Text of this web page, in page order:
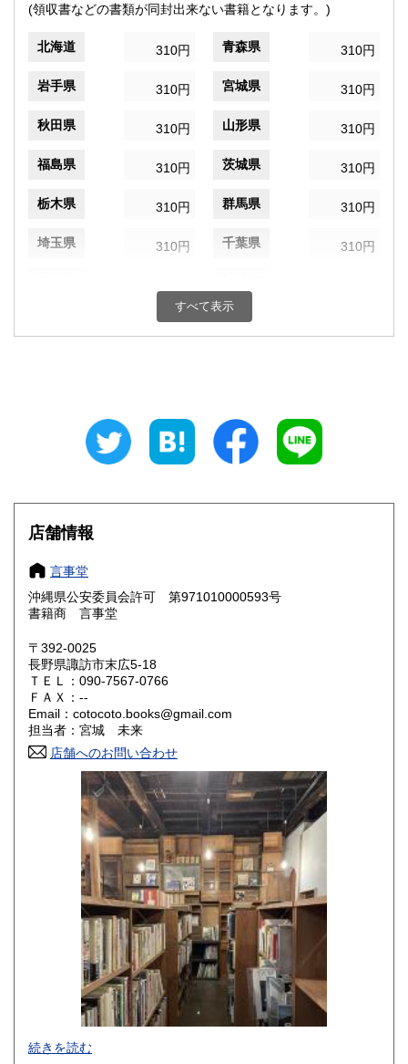
(領収書などの書類が同封出来ない書籍となります。)
北海道 310円 青森県 310円
岩手県 310円 宮城県 310円
秋田県 310円 山形県 310円
福島県 310円 茨城県 310円
栃木県 310円 群馬県 310円
埼玉県 310円 千葉県 310円
310円 富山県
310円 静岡県
奈良県 310円 和歌山県
岡山県 310円
山口県 310円 徳島県
香川県 310円
310円 福岡県
310円 長崎県
310円 大分県
310円 鹿児島県
310円
すべて表示
店舗情報
言事堂
沖縄県公安委員会許可 第971010000593号
書籍商 言事堂
〒392-0025
長野県諏訪市末広5-18
ＴＥＬ：090-7567-0766
ＦＡＸ：--
Email：cotocoto.books@gmail.com
担当者：宮城 未来
店舗へのお問い合わせ
2007年開店、2023年に沖縄県那覇市から長野県諏訪市へ移転
いたしました。
続きを読む